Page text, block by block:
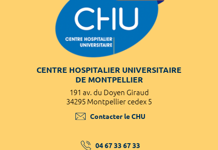
CENTRE HOSPITALIER UNIVERSITAIRE
DE MONTPELLIER
191 av. du Doyen Giraud
34295 Montpellier cedex 5
Contacter le CHU
04 67 33 67 33